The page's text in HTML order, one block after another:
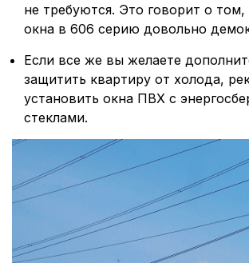
не требуются. Это говорит о
окна в 606 серию довольно
Если все же вы желаете
защитить квартиру от холода,
установить окна ПВХ с
стеклами.